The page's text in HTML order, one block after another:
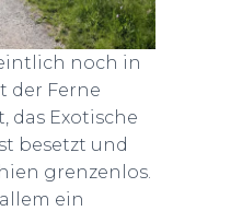
noch in
der Ferne
das Exotische
besetzt und
grenzenlos.
ein